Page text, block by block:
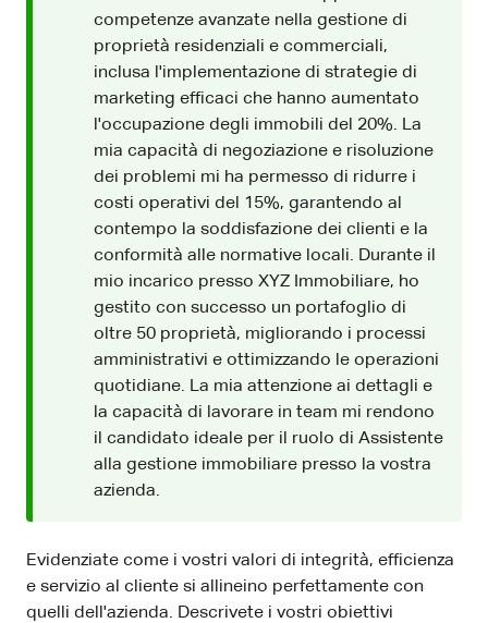
competenze avanzate nella gestione di
proprietà residenziali e commerciali,
inclusa l'implementazione di strategie di
marketing efficaci che hanno aumentato
l'occupazione degli immobili del 20%. La
mia capacità di negoziazione e risoluzione
dei problemi mi ha permesso di ridurre i
costi operativi del 15%, garantendo al
contempo la soddisfazione dei clienti e la
conformità alle normative locali. Durante il
mio incarico presso XYZ Immobiliare, ho
gestito con successo un portafoglio di
oltre 50 proprietà, migliorando i processi
amministrativi e ottimizzando le operazioni
quotidiane. La mia attenzione ai dettagli e
la capacità di lavorare in team mi rendono
il candidato ideale per il ruolo di Assistente
alla gestione immobiliare presso la vostra
azienda.
Evidenziate come i vostri valori di integrità, efficienza
e servizio al cliente si allineino perfettamente con
quelli dell'azienda. Descrivete i vostri obiettivi